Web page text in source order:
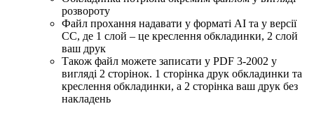
розвороту
Файл прохання надавати у форматі AI та у версії
СС, де 1 слой – це креслення обкладинки, 2 слой
ваш друк
Також файл можете записати у PDF 3-2002 у
вигляді 2 сторінок. 1 сторінка друк обкладинки та
креслення обкладинки, а 2 сторінка ваш друк без
накладень